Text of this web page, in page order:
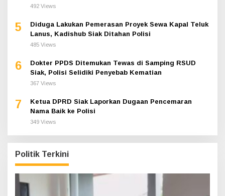
492 Views
5
Diduga Lakukan Pemerasan Proyek Sewa Kapal Teluk
Lanus, Kadishub Siak Ditahan Polisi
485 Views
6
Dokter PPDS Ditemukan Tewas di Samping RSUD
Siak, Polisi Selidiki Penyebab Kematian
367 Views
7
Ketua DPRD Siak Laporkan Dugaan Pencemaran
Nama Baik ke Polisi
349 Views
Politik Terkini